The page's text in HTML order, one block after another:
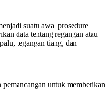
suatu awal prosedure
data tentang regangan atau
tegangan tiang, dan
untuk memberikan